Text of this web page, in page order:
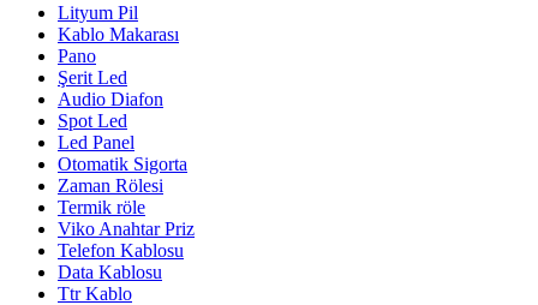
Lityum Pil
Kablo Makarası
Pano
Şerit Led
Audio Diafon
Spot Led
Led Panel
Otomatik Sigorta
Zaman Rölesi
Termik röle
Viko Anahtar Priz
Telefon Kablosu
Data Kablosu
Ttr Kablo